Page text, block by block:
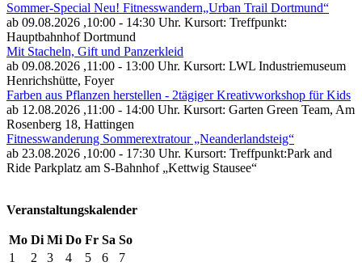
Sommer-Special Neu! Fitnesswandern„Urban Trail Dortmund“
ab 09.08.2026 ,10:00 - 14:30 Uhr. Kursort: Treffpunkt:
Hauptbahnhof Dortmund
Mit Stacheln, Gift und Panzerkleid
ab 09.08.2026 ,11:00 - 13:00 Uhr. Kursort: LWL Industriemuseum
Henrichshütte, Foyer
Farben aus Pflanzen herstellen - 2tägiger Kreativworkshop für Kids
ab 12.08.2026 ,11:00 - 14:00 Uhr. Kursort: Garten Green Team, Am
Rosenberg 18, Hattingen
Fitnesswanderung Sommerextratour „Neanderlandsteig“
ab 23.08.2026 ,10:00 - 17:30 Uhr. Kursort: Treffpunkt:Park and
Ride Parkplatz am S-Bahnhof „Kettwig Stausee“
Veranstaltungskalender
Mo Di Mi Do Fr Sa So
1
2 3 4 5 6
7